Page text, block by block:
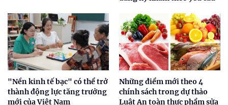
"Nền kinh tế bạc" có thể trở
thành động lực tăng trưởng
mới của Việt Nam
Những điểm mới theo 4
chính sách trong dự thảo
Luật An toàn thực phẩm sửa